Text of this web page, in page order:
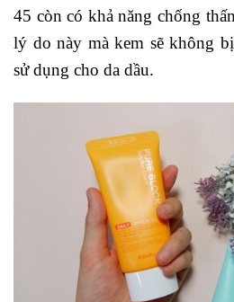
45 còn có khả năng chống
lý do này mà kem sẽ không
sử dụng cho da dầu.